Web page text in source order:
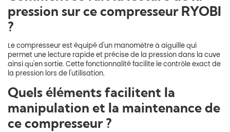
pression sur ce compresseur RYOBI
?
Le compresseur est équipé d'un manomètre à aiguille qui
permet une lecture rapide et précise de la pression dans la cuve
ainsi qu'en sortie. Cette fonctionnalité facilite le contrôle exact de
la pression lors de l'utilisation.
Quels éléments facilitent la
manipulation et la maintenance de
ce compresseur ?